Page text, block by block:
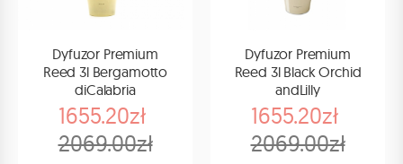
Dyfuzor Premium
Reed 3l Bergamotto
diCalabria
1655.20zł
2069.00zł
Dyfuzor Premium
Reed 3l Black Orchid
andLilly
1655.20zł
2069.00zł